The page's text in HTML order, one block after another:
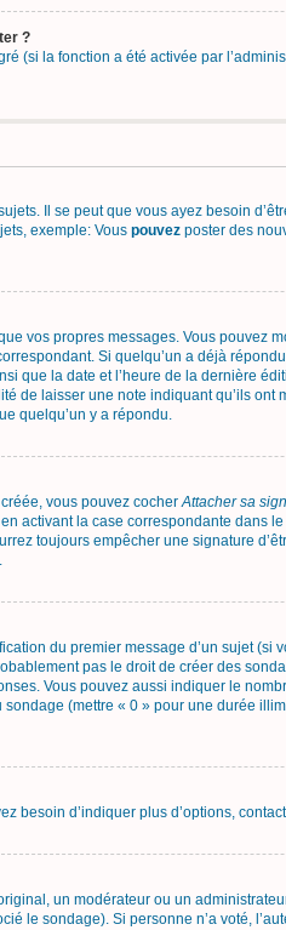
?
(si la fonction a été activée par
Il se peut que vous ayez besoin
exemple: Vous pouvez poster des
vos propres messages. Vous pouvez
Si quelqu’un a déjà
que la date et l’heure de la dernière
de laisser une note indiquant qu’ils ont
quelqu’un y a répondu.
vous pouvez cocherAttacher sa
activant la case correspondante dans
toujours empêcher une signature
du premier message d’un sujet (si
pas le droit de créer des
Vous pouvez aussi indiquer le
(mettre « 0 » pour une durée
besoin d’indiquer plus d’options,
un modérateur ou un
le sondage). Si personne n’a voté,